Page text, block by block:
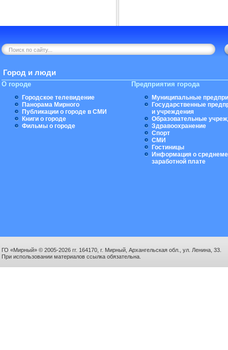
Город и люди
О городе
Городское телевидение
Панорама Мирного
Публикации о городе в СМИ
Книги о городе
Фильмы о городе
Предприятия города
Муниципальные
Государственные
и учреждения
Образовательные
Здравоохранение
Спорт
СМИ
Гостиницы
Информация о
заработной плате
ГО «Мирный» © 2005-2026 гг. 164170, г. Мирный, Архангельская обл., ул. Ленина, 33.
При использовании материалов ссылка обязательна.